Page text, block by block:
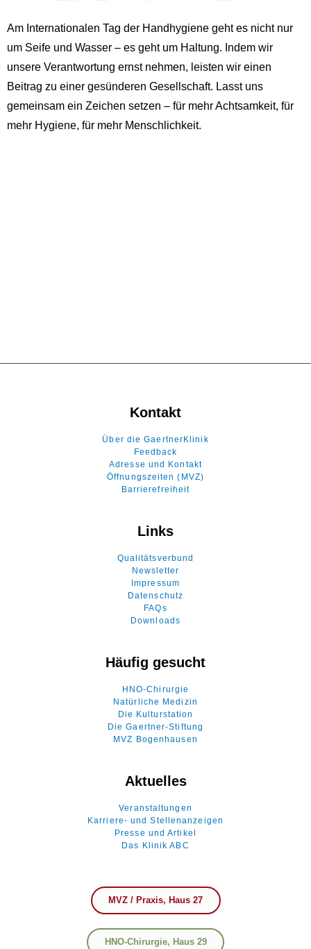
Am Internationalen Tag der Handhygiene geht es nicht nur
um Seife und Wasser – es geht um Haltung. Indem wir
unsere Verantwortung ernst nehmen, leisten wir einen
Beitrag zu einer gesünderen Gesellschaft. Lasst uns
gemeinsam ein Zeichen setzen – für mehr Achtsamkeit, für
mehr Hygiene, für mehr Menschlichkeit.
Kontakt
Über die GaertnerKlinik
Feedback
Adresse und Kontakt
Öffnungszeiten (MVZ)
Barrierefreiheit
Links
Qualitätsverbund
Newsletter
Impressum
Datenschutz
FAQs
Downloads
Häufig gesucht
HNO-Chirurgie
Natürliche Medizin
Die Kulturstation
Die Gaertner-Stiftung
MVZ Bogenhausen
Aktuelles
Veranstaltungen
Karriere- und Stellenanzeigen
Presse und Artikel
Das Klinik ABC
MVZ / Praxis, Haus 27
HNO-Chirurgie, Haus 29